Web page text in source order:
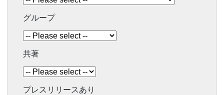
グループ
共著
プレスリリースあり